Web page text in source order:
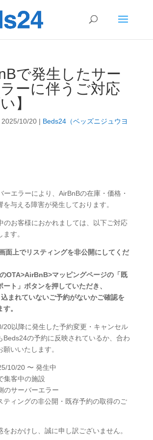
で発生したサー
ーに伴うご対応
】
2025/10/20| Beds24（ベッズニジュウヨ
ーエラーにより、AirBnBの在庫・価格・
与える障害が発生しております。
のお客様におかれましては、以下ご対応
す。
面上でリスティングを非公開にしてくだ
OTA>AirBnB>マッピングページの「既
ト」ボタンを押していただき、
まれていないご予約がないかご確認を
。
20以降に発生した予約変更・キャンセル
Beds24の予約に反映されているか、合わ
いいたします。
10/20 〜 発生中
集客中の施設
のサーバーエラー
ティングの非公開・既存予約の取得のご
をおかけし、誠に申し訳ございません。